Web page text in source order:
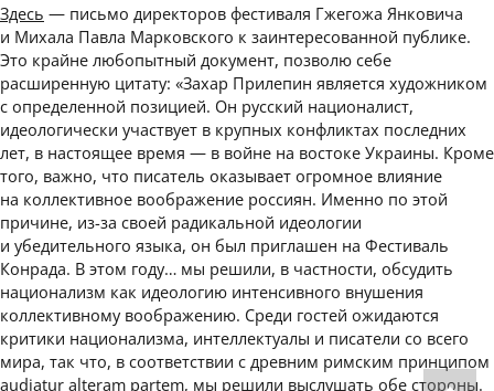
Здесь — письмо директоров фестиваля Гжегожа Янковича
и Михала Павла Марковского к заинтересованной публике.
Это крайне любопытный документ, позволю себе
расширенную цитату: «Захар Прилепин является художником
с определенной позицией. Он русский националист,
идеологически участвует в крупных конфликтах последних
лет, в настоящее время — в войне на востоке Украины. Кроме
того, важно, что писатель оказывает огромное влияние
на коллективное воображение россиян. Именно по этой
причине, из-за своей радикальной идеологии
и убедительного языка, он был приглашен на Фестиваль
Конрада. В этом году… мы решили, в частности, обсудить
национализм как идеологию интенсивного внушения
коллективному воображению. Среди гостей ожидаются
критики национализма, интеллектуалы и писатели со всего
мира, так что, в соответствии с древним римским принципом
audiatur alteram partem, мы решили выслушать обе стороны.